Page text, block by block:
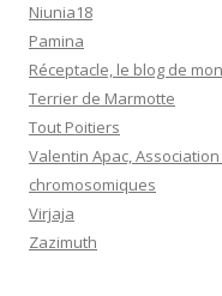
Niunia18
Pamina
Réceptacle, le blog de
Terrier de Marmotte
Tout Poitiers
Valentin Apac,
chromosomiques
Virjaja
Zazimuth